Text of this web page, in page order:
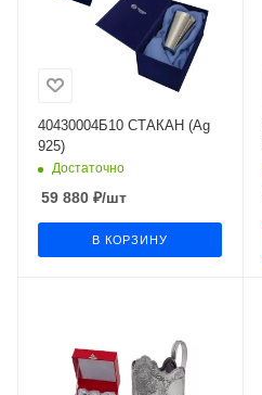
40430004Б10 СТАКАН (Ag
925)
Достаточно
59 880 ₽/шт
В КОРЗИНУ